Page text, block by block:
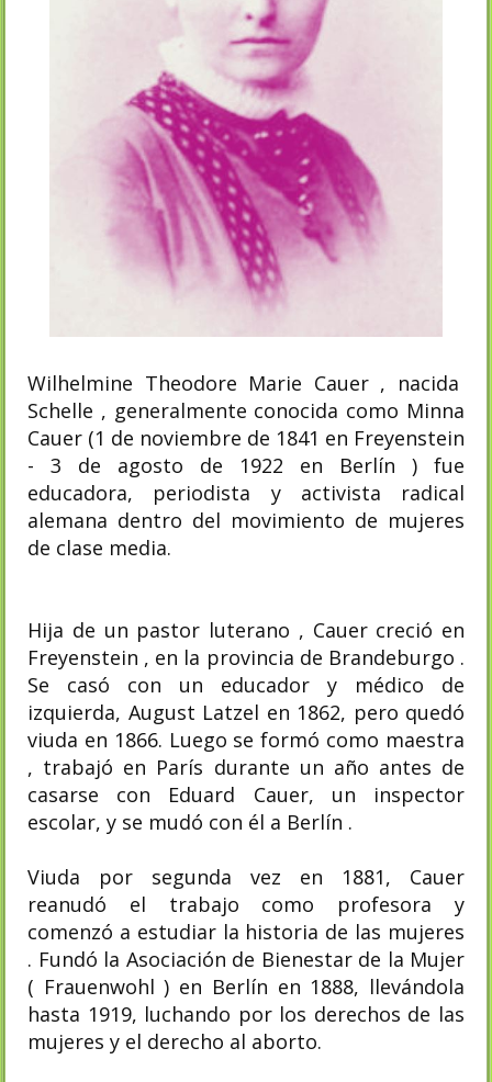
Wilhelmine Theodore Marie Cauer , nacida
Schelle , generalmente conocida como Minna
Cauer (1 de noviembre de 1841 en Freyenstein
- 3 de agosto de 1922 en Berlín ) fue
educadora, periodista y activista radical
alemana dentro del movimiento de mujeres
de clase media.
Hija de un pastor luterano , Cauer creció en
Freyenstein , en la provincia de Brandeburgo .
Se casó con un educador y médico de
izquierda, August Latzel en 1862, pero quedó
viuda en 1866. Luego se formó como maestra
, trabajó en París durante un año antes de
casarse con Eduard Cauer, un inspector
escolar, y se mudó con él a Berlín .
Viuda por segunda vez en 1881, Cauer
reanudó el trabajo como profesora y
comenzó a estudiar la historia de las mujeres
. Fundó la Asociación de Bienestar de la Mujer
( Frauenwohl ) en Berlín en 1888, llevándola
hasta 1919, luchando por los derechos de las
mujeres y el derecho al aborto.